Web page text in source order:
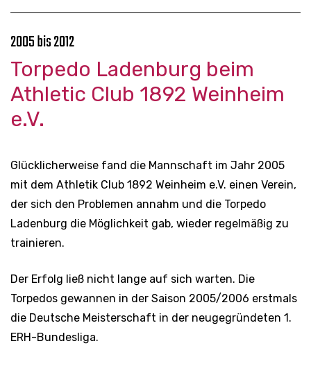
2005 bis 2012
Torpedo Ladenburg beim
Athletic Club 1892 Weinheim
e.V.
Glücklicherweise fand die Mannschaft im Jahr 2005
mit dem Athletik Club 1892 Weinheim e.V. einen Verein,
der sich den Problemen annahm und die Torpedo
Ladenburg die Möglichkeit gab, wieder regelmäßig zu
trainieren.
Der Erfolg ließ nicht lange auf sich warten. Die
Torpedos gewannen in der Saison 2005/2006 erstmals
die Deutsche Meisterschaft in der neugegründeten 1.
ERH-Bundesliga.